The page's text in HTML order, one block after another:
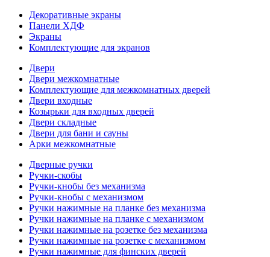
Декоративные экраны
Панели ХДФ
Экраны
Комплектующие для экранов
Двери
Двери межкомнатные
Комплектующие для межкомнатных дверей
Двери входные
Козырьки для входных дверей
Двери складные
Двери для бани и сауны
Арки межкомнатные
Дверные ручки
Ручки-скобы
Ручки-кнобы без механизма
Ручки-кнобы с механизмом
Ручки нажимные на планке без механизма
Ручки нажимные на планке с механизмом
Ручки нажимные на розетке без механизма
Ручки нажимные на розетке с механизмом
Ручки нажимные для финских дверей